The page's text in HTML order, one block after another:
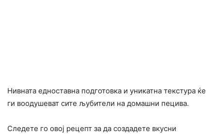
Нивната едноставна подготовка и уникатна текстура ќе
ги воодушеват сите љубители на домашни пецива.
Следете го овој рецепт за да создадете вкусни